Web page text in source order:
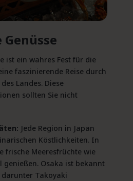
ist ein wahres Fest für die
faszinierende Reise durch
Landes. Diese
sollten Sie nicht
Jede Region in Japan
Köstlichkeiten. In
frische Meeresfrüchte wie
genießen. Osaka ist bekannt
Takoyaki